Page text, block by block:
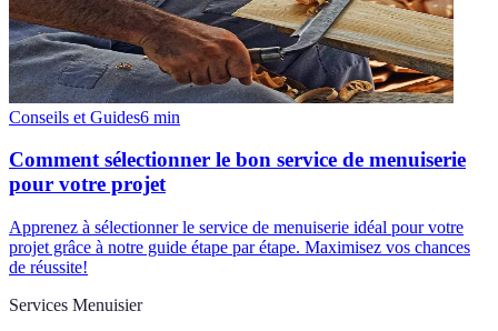
Conseils et Guides6 min
Comment sélectionner le bon service de menuiserie
pour votre projet
Apprenez à sélectionner le service de menuiserie idéal pour votre
projet grâce à notre guide étape par étape. Maximisez vos chances
de réussite!
Services Menuisier